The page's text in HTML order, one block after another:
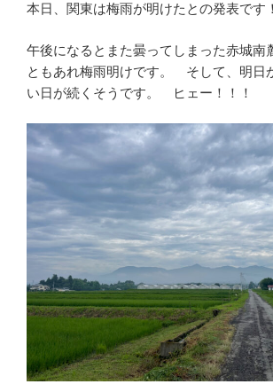
本日、関東は梅雨が明けたとの発表です
午後になるとまた曇ってしまった赤城南
ともあれ梅雨明けです。 そして、明日
い日が続くそうです。 ヒェー！！！